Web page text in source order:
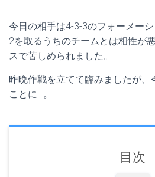
今日の相手は4-3-3のフォーメー
2を取るうちのチームとは相性が
スで苦しめられました。
昨晩作戦を立てて臨みましたが、
ことに…。
目次